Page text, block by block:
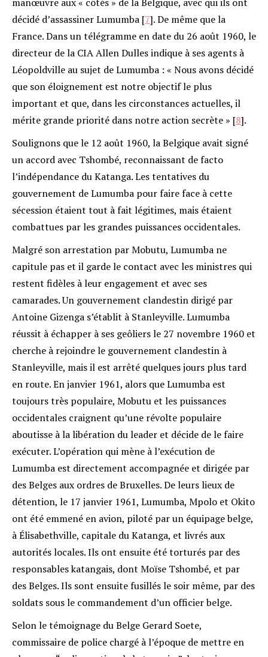
décidé d’assassiner Lumumba [7]. De même que la
France. Dans un télégramme en date du 26 août 1960, le
directeur de la CIA Allen Dulles indique à ses agents à
Léopoldville au sujet de Lumumba : « Nous avons décidé
que son éloignement est notre objectif le plus
important et que, dans les circonstances actuelles, il
mérite grande priorité dans notre action secrète » [8].
Soulignons que le 12 août 1960, la Belgique avait signé
un accord avec Tshombé, reconnaissant de facto
l’indépendance du Katanga. Les tentatives du
gouvernement de Lumumba pour faire face à cette
sécession étaient tout à fait légitimes, mais étaient
combattues par les grandes puissances occidentales.
Malgré son arrestation par Mobutu, Lumumba ne
capitule pas et il garde le contact avec les ministres qui
restent fidèles à leur engagement et avec ses
camarades. Un gouvernement clandestin dirigé par
Antoine Gizenga s’établit à Stanleyville. Lumumba
réussit à échapper à ses geôliers le 27 novembre 1960 et
cherche à rejoindre le gouvernement clandestin à
Stanleyville, mais il est arrêté quelques jours plus tard
en route. En janvier 1961, alors que Lumumba est
toujours très populaire, Mobutu et les puissances
occidentales craignent qu’une révolte populaire
aboutisse à la libération du leader et décide de le faire
exécuter. L’opération qui mène à l’exécution de
Lumumba est directement accompagnée et dirigée par
des Belges aux ordres de Bruxelles. De leurs lieux de
détention, le 17 janvier 1961, Lumumba, Mpolo et Okito
ont été emmené en avion, piloté par un équipage belge,
à Élisabethville, capitale du Katanga, et livrés aux
autorités locales. Ils ont ensuite été torturés par des
responsables katangais, dont Moïse Tshombé, et par
des Belges. Ils sont ensuite fusillés le soir même, par des
soldats sous le commandement d’un officier belge.
Selon le témoignage du Belge Gerard Soete,
commissaire de police chargé à l’époque de mettre en